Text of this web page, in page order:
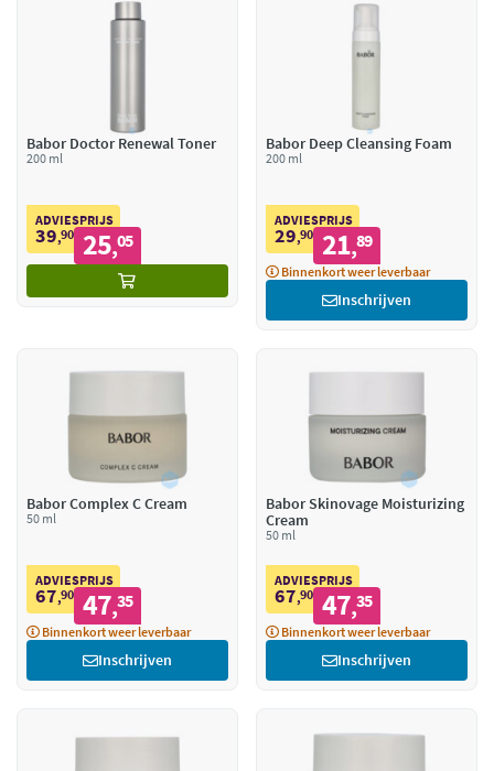
Babor Doctor Renewal Toner
200 ml
ADVIESPRIJS
39,90 25,05
Babor Deep Cleansing Foam
200 ml
ADVIESPRIJS
29,90 21,89
Binnenkort weer leverbaar
Inschrijven
Babor Complex C Cream
50 ml
ADVIESPRIJS
67,90 47,35
Binnenkort weer leverbaar
Inschrijven
Babor Skinovage Moisturizing
Cream
50 ml
ADVIESPRIJS
67,90 47,35
Binnenkort weer leverbaar
Inschrijven